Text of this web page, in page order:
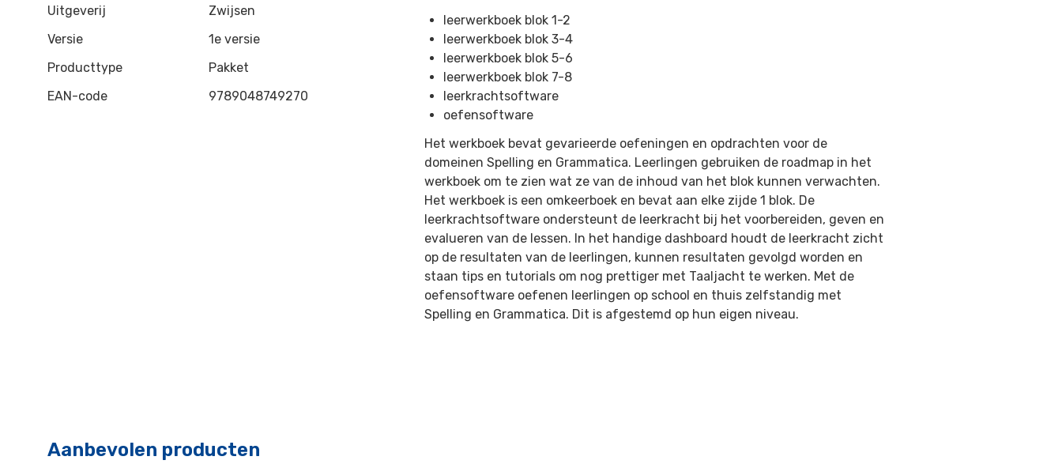
Uitgeverij
Zwijsen
Versie
1e versie
Producttype
Pakket
EAN-code
9789048749270
leerwerkboek blok 1-2
leerwerkboek blok 3-4
leerwerkboek blok 5-6
leerwerkboek blok 7-8
leerkrachtsoftware
oefensoftware
Het werkboek bevat gevarieerde oefeningen en opdrachten voor de
domeinen Spelling en Grammatica. Leerlingen gebruiken de roadmap in het
werkboek om te zien wat ze van de inhoud van het blok kunnen verwachten.
Het werkboek is een omkeerboek en bevat aan elke zijde 1 blok. De
leerkrachtsoftware ondersteunt de leerkracht bij het voorbereiden, geven en
evalueren van de lessen. In het handige dashboard houdt de leerkracht zicht
op de resultaten van de leerlingen, kunnen resultaten gevolgd worden en
staan tips en tutorials om nog prettiger met Taaljacht te werken. Met de
oefensoftware oefenen leerlingen op school en thuis zelfstandig met
Spelling en Grammatica. Dit is afgestemd op hun eigen niveau.
Aanbevolen producten